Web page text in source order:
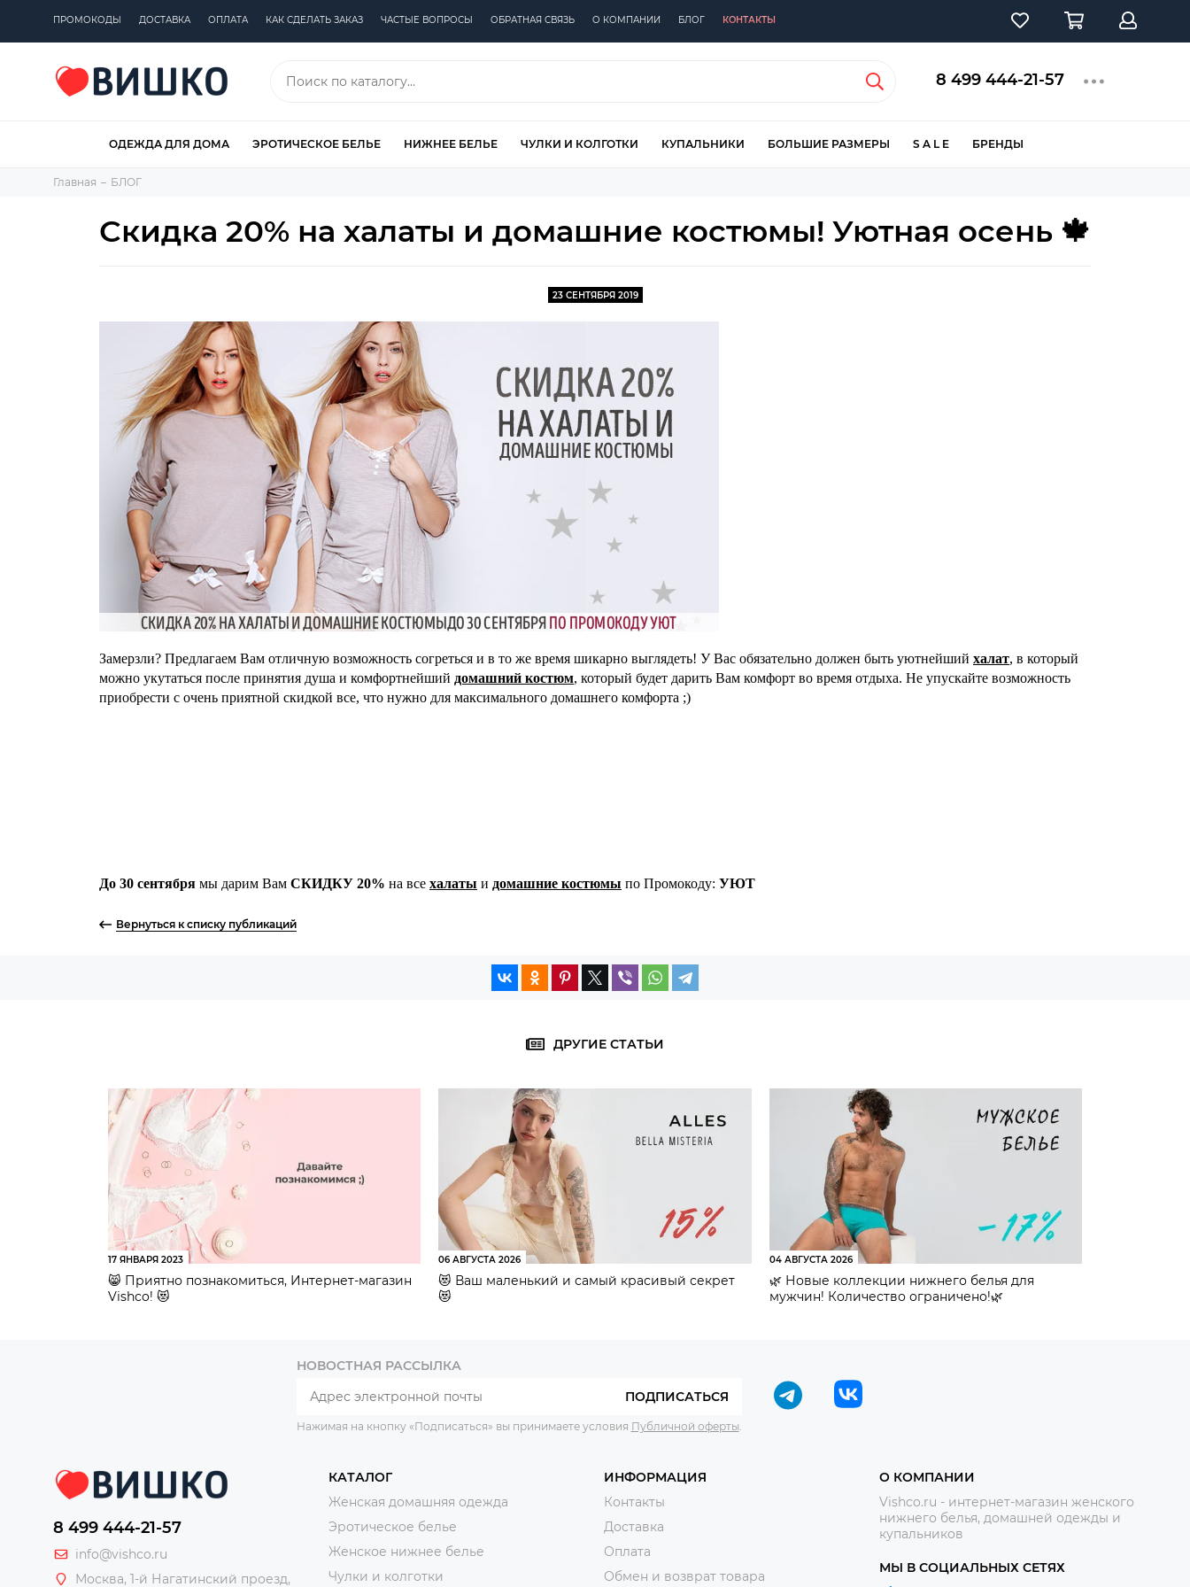
ПРОМОКОДЫ ДОСТАВКА ОПЛАТА КАК СДЕЛАТЬ ЗАКАЗ ЧАСТЫЕ ВОПРОСЫ ОБРАТНАЯ СВЯЗЬ О КОМПАНИИ БЛОГ КОНТАКТЫ
8 499 444-21-57
ОДЕЖДА ДЛЯ ДОМА ЭРОТИЧЕСКОЕ БЕЛЬЕ НИЖНЕЕ БЕЛЬЕ ЧУЛКИ И КОЛГОТКИ КУПАЛЬНИКИ БОЛЬШИЕ РАЗМЕРЫ S A L E БРЕНДЫ
Главная БЛОГ
Скидка 20% на халаты и домашние костюмы! Уютная осень 🍁
23 СЕНТЯБРЯ 2019
Замерзли? Предлагаем Вам отличную возможность согреться и в то же время шикарно выглядеть! У Вас обязательно должен быть уютнейший халат, в который
можно укутаться после принятия душа и комфортнейший домашний костюм, который будет дарить Вам комфорт во время отдыха. Не упускайте возможность
приобрести с очень приятной скидкой все, что нужно для максимального домашнего комфорта ;)
До 30 сентября мы дарим Вам СКИДКУ 20% на все халаты и домашние костюмы по Промокоду: УЮТ
Вернуться к списку публикаций
ДРУГИЕ СТАТЬИ
17 ЯНВАРЯ 2023
😸 Приятно познакомиться, Интернет-магазин
Vishco! 😻
06 АВГУСТА 2026
😻 Ваш маленький и самый красивый секрет
😻
04 АВГУСТА 2026
🌿 Новые коллекции нижнего белья для
мужчин! Количество ограничено!🌿
НОВОСТНАЯ РАССЫЛКА
ПОДПИСАТЬСЯ
Нажимая на кнопку «Подписаться» вы принимаете условия Публичной оферты
8 499 444-21-57
info@vishco.ru
Москва, 1-й Нагатинский проезд,
КАТАЛОГ
Женская домашняя одежда
Эротическое белье
Женское нижнее белье
Чулки и колготки
ИНФОРМАЦИЯ
Контакты
Доставка
Оплата
Обмен и возврат товара
О КОМПАНИИ
Vishco.ru - интернет-магазин женского
нижнего белья, домашней одежды и
купальников
МЫ В СОЦИАЛЬНЫХ СЕТЯХ